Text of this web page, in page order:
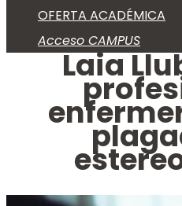
OFERTA ACADÉMICA
Acceso CAMPUS
Laia